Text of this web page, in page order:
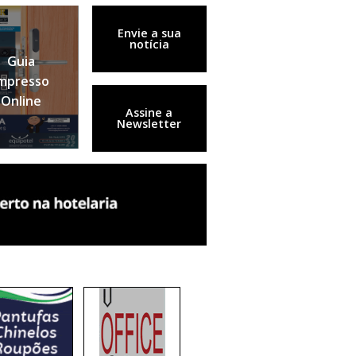
Guia
Online
Envie a sua
notícia
Assine a
Newsletter